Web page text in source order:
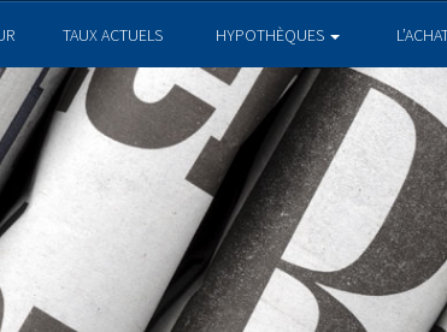
TAUX ACTUELS HYPOTHÈQUES